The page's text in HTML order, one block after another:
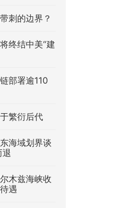
刺的边界？
终结中美“建
部署逾110
繁衍后代
海域划界谈
木兹海峡收
遇